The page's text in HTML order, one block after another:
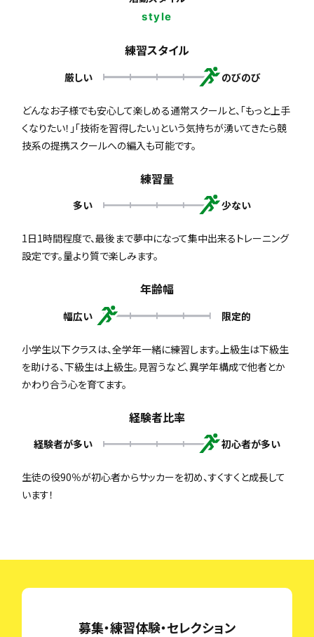
style
練習スタイル
厳しい のびのび
どんなお子様でも安心して楽しめる通常スクールと、「もっと上手
くなりたい！」「技術を習得したい」という気持ちが湧いてきたら競
技系の提携スクールへの編入も可能です。
練習量
多い 少ない
1日1時間程度で、最後まで夢中になって集中出来るトレーニング
設定です。量より質で楽しみます。
年齢幅
幅広い 限定的
小学生以下クラスは、全学年一緒に練習します。上級生は下級生
を助ける、下級生は上級生。見習うなど、異学年構成で他者とか
かわり合う心を育てます。
経験者比率
経験者が多い 初心者が多い
生徒の役90％が初心者からサッカーを初め、すくすくと成長して
います！
募集・練習体験・セレクション